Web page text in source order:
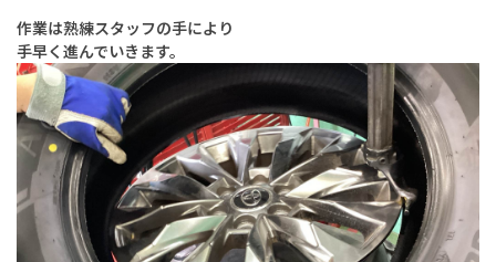
作業は熟練スタッフの手により
手早く進んでいきます。